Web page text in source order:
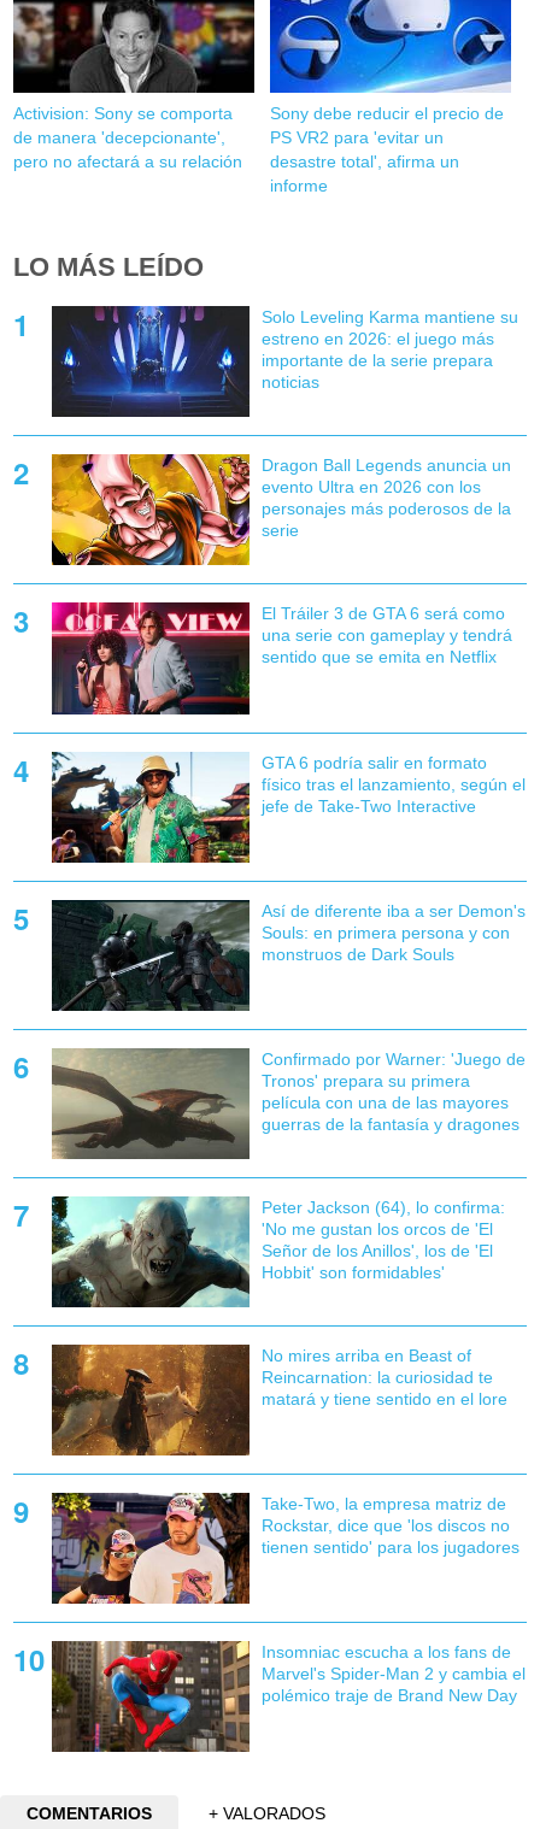
Activision: Sony se comporta
de manera 'decepcionante',
pero no afectará a su relación
Sony debe reducir el precio de
PS VR2 para 'evitar un
desastre total', afirma un
informe
LO MÁS LEÍDO
Solo Leveling Karma mantiene su
estreno en 2026: el juego más
importante de la serie prepara
noticias
Dragon Ball Legends anuncia un
evento Ultra en 2026 con los
personajes más poderosos de la
serie
El Tráiler 3 de GTA 6 será como
una serie con gameplay y tendrá
sentido que se emita en Netflix
GTA 6 podría salir en formato
físico tras el lanzamiento, según el
jefe de Take-Two Interactive
Así de diferente iba a ser Demon's
Souls: en primera persona y con
monstruos de Dark Souls
Confirmado por Warner: 'Juego de
Tronos' prepara su primera
película con una de las mayores
guerras de la fantasía y dragones
Peter Jackson (64), lo confirma:
'No me gustan los orcos de 'El
Señor de los Anillos', los de 'El
Hobbit' son formidables'
No mires arriba en Beast of
Reincarnation: la curiosidad te
matará y tiene sentido en el lore
Take-Two, la empresa matriz de
Rockstar, dice que 'los discos no
tienen sentido' para los jugadores
Insomniac escucha a los fans de
Marvel's Spider-Man 2 y cambia el
polémico traje de Brand New Day
COMENTARIOS
+ VALORADOS